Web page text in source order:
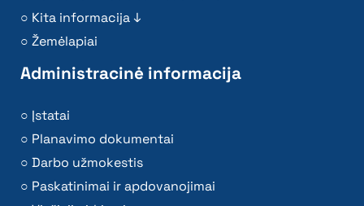
Kita informacija ↓
Žemėlapiai
Administracinė informacija
Įstatai
Planavimo dokumentai
Darbo užmokestis
Paskatinimai ir apdovanojimai